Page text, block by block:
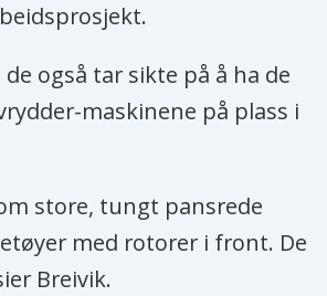
også tar sikte på å ha de
maskinene på plass i
store, tungt pansrede
med rotorer i front. De
Breivik.